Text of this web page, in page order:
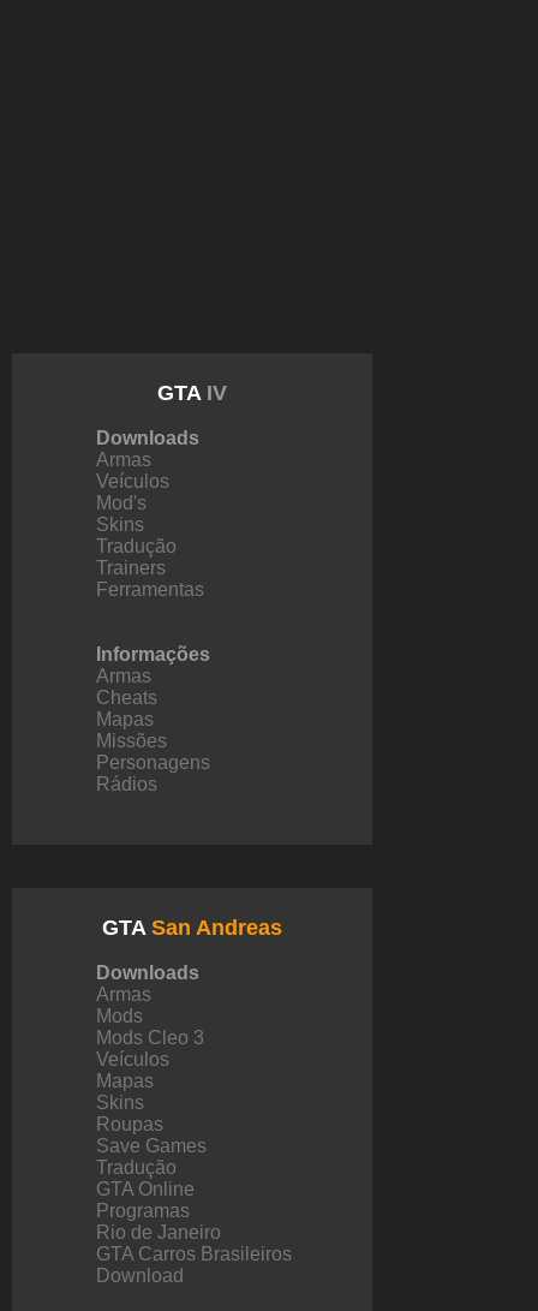
GTA IV
Downloads
Armas
Veículos
Mod's
Skins
Tradução
Trainers
Ferramentas
Informações
Armas
Cheats
Mapas
Missões
Personagens
Rádios
GTA San Andreas
Downloads
Armas
Mods
Mods Cleo 3
Veículos
Mapas
Skins
Roupas
Save Games
Tradução
GTA Online
Programas
Rio de Janeiro
GTA Carros Brasileiros
Download